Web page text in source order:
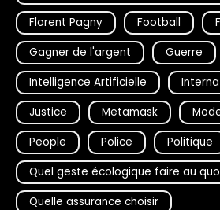
Florent Pagny
Football
Gagner de l'argent
Guerre
Intelligence Artificielle
Justice
Metamask
People
Police Politique
Quel geste écologique faire au
Quelle assurance choisir